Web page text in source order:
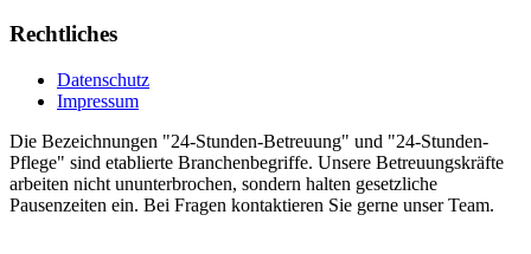
Rechtliches
Datenschutz
Impressum
Die Bezeichnungen "24-Stunden-Betreuung" und "24-Stunden-
Pflege" sind etablierte Branchenbegriffe. Unsere Betreuungskräfte
arbeiten nicht ununterbrochen, sondern halten gesetzliche
Pausenzeiten ein. Bei Fragen kontaktieren Sie gerne unser Team.